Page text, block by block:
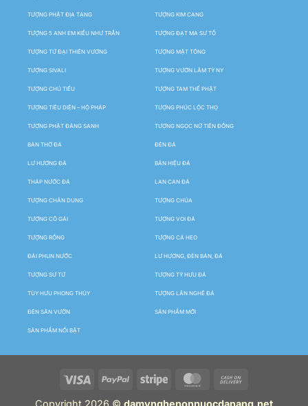
TƯỢNG PHẬT ĐỊA TẠNG TƯỢNG KIM CANG
TƯỢNG 5 ANH EM KIỀU NHƯ TRẦN TƯỢNG ĐẠT MA SƯ TỔ
TƯỢNG TỨ ĐẠI THIÊN VƯƠNG TƯỢNG MẬT TÔNG
TƯỢNG SIVALI TƯỢNG VƯỜN LÂM TỲ NY
TƯỢNG CHÚ TIỂU TƯỢNG TAM THẾ PHẬT
TƯỢNG TIÊU DIỆN – HỘ PHÁP TƯỢNG PHÚC LỘC THỌ
TƯỢNG PHẬT ĐẢNG SANH TƯỢNG NGỌC NỮ TIÊN ĐỒNG
BÀN THỜ ĐÁ ĐÈN ĐÁ
LƯ HƯƠNG ĐÁ BẢN HIỆU ĐÁ
THÁP NƯỚC ĐÁ LAN CAN ĐÁ
TƯỢNG CHÂN DUNG TƯỢNG CHÚA
TƯỢNG CÔ GÁI TƯỢNG VOI ĐÁ
TƯỢNG RỒNG TƯỢNG CÁ HEO
ĐÀI PHUN NƯỚC LƯ HƯƠNG, ĐÈN BÀN, ĐÁ
TƯỢNG SƯ TỬ TƯỢNG TỲ HƯU ĐÁ
TÙY HƯU PHONG THỦY TƯỢNG LÂN NGHÊ ĐÁ
ĐÈN SÂN VƯỜN SẢN PHẨM MỚI
SẢN PHẨM NỔI BẬT
Copyright 2026 © damynghenonnuocdanang.net